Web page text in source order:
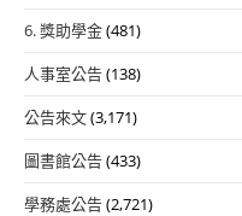
6. 獎助學金(481)
人事室公告(138)
公告來文(3,171)
圖書館公告(433)
學務處公告(2,721)